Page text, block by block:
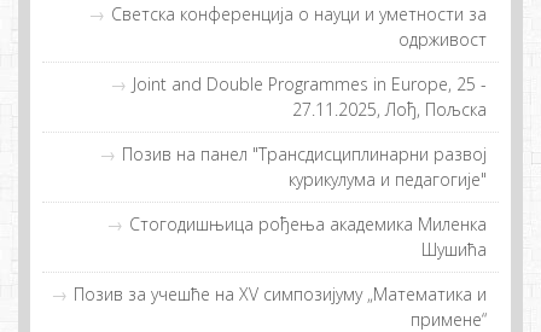
Светска конференција о науци и уметности за
одрживост
Joint and Double Programmes in Europe, 25 -
27.11.2025, Лођ, Пољска
Позив на панел "Трансдисциплинарни развој
курикулума и педагогије"
Стогодишњица рођења академика Миленка
Шушића
Позив за учешће на XV симпозијуму „Математика и
примене“